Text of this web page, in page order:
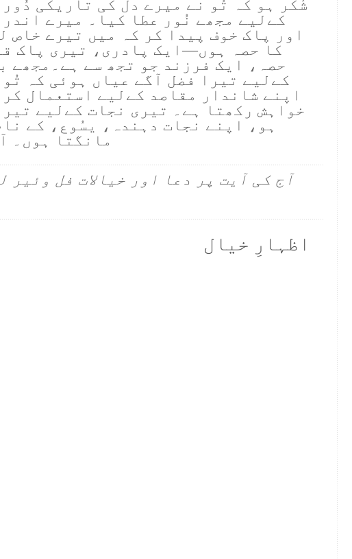
شُکر ہو کہ تُو نے میرے دل کی تاریکی
کےلیے مجھے نُور عطا کیا۔ میرے اندر
اور پاک خوف پیدا کر کہ میں تیرے خاص
کا حصہ ہوں—ایک پادری، تیری پاک
حصہ، ایک فرزند جو تجھ سے ہے۔مجھے
کےلیے تیرا فضل آگے عیاں ہوئی کہ
اپنے شاندار مقاصد کےلیے استعمال
خواہش رکھتا ہے۔ تیری نجات کےلیے
ہو، اپنے نجات دہندہ، یسُوع، کے
مانگتا ہوں۔
آج کی آیت پر دعا اور خیالات فل وئیر
اظہارِ خیال